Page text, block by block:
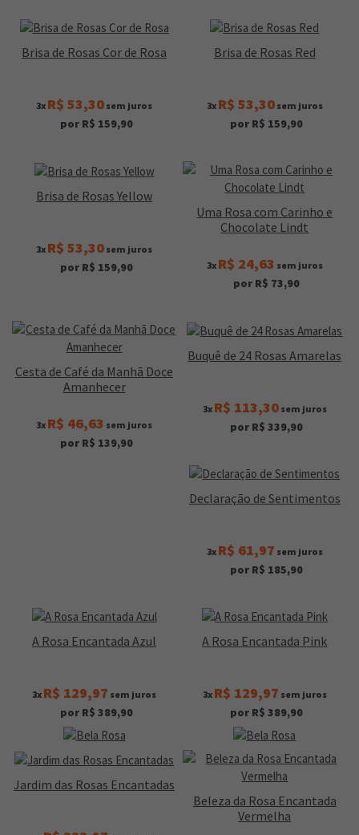
Brisa de Rosas Cor de Rosa
3x R$ 53,30 sem juros
por R$ 159,90
Brisa de Rosas Red
3x R$ 53,30sem juros
por R$ 159,90
Brisa de Rosas Yellow
3x R$ 53,30 sem juros
por R$ 159,90
Uma Rosa com Carinho e
Chocolate Lindt
3x R$ 24,63 sem juros
por R$ 73,90
Cesta de Café da Manhã Doce
Amanhecer
3x R$ 46,63 sem juros
por R$ 139,90
Buquê de 24 Rosas Amarelas
3x R$ 113,30sem juros
por R$ 339,90
Declaração de Sentimentos
3x R$ 61,97 sem juros
por R$ 185,90
A Rosa Encantada Azul
3x R$ 129,97 sem juros
por R$ 389,90
A Rosa Encantada Pink
3x R$ 129,97 sem juros
por R$ 389,90
Jardim das Rosas Encantadas
Beleza da Rosa Encantada
Vermelha